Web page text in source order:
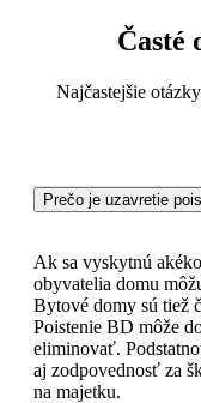
Časté
Najčastejšie
Prečo je uzavretie
Ak sa vyskytnú
obyvatelia domu
Bytové domy sú tiež
Poistenie BD môže
eliminovať.
aj zodpovednosť za
na majetku.